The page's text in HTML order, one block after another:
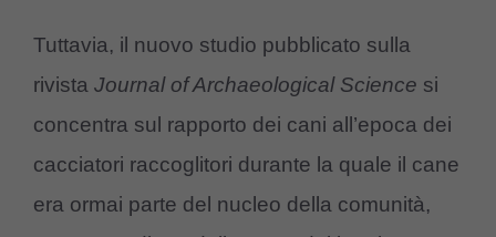
Tuttavia, il nuovo studio pubblicato sulla
rivista Journal of Archaeological Science si
concentra sul rapporto dei cani all’epoca dei
cacciatori raccoglitori durante la quale il cane
era ormai parte del nucleo della comunità,